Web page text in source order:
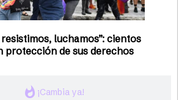
whatshot ¡Cambia ya!
luchamos”: cientos
protección de sus derechos